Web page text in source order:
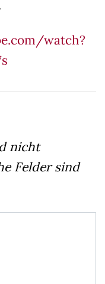
watch?
nicht
Felder sind